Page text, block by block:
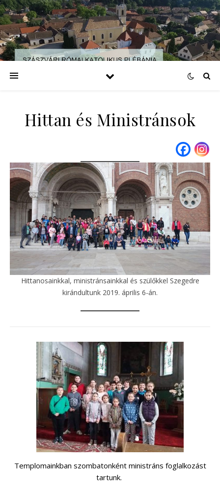
Hittan és Ministránsok
Hittanosainkkal, ministránsainkkal és szülőkkel Szegedre
kirándultunk 2019. április 6-án.
Templomainkban szombatonként ministráns foglalkozást
tartunk.